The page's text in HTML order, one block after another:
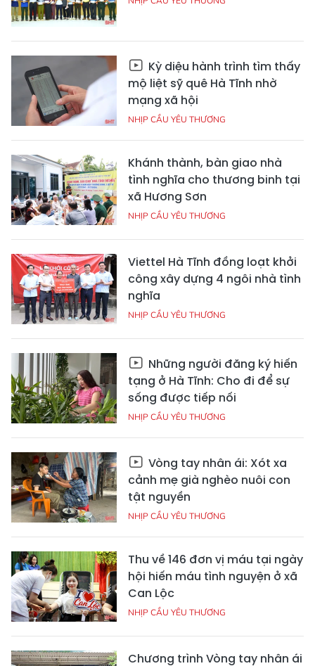
Kỳ diệu hành trình tìm thấy
mộ liệt sỹ quê Hà Tĩnh nhờ
mạng xã hội
NHỊP CẦU YÊU THƯƠNG
Khánh thành, bàn giao nhà
tình nghĩa cho thương binh tại
xã Hương Sơn
NHỊP CẦU YÊU THƯƠNG
Viettel Hà Tĩnh đồng loạt khởi
công xây dựng 4 ngôi nhà tình
nghĩa
NHỊP CẦU YÊU THƯƠNG
Những người đăng ký hiến
tạng ở Hà Tĩnh: Cho đi để sự
sống được tiếp nối
NHỊP CẦU YÊU THƯƠNG
Vòng tay nhân ái: Xót xa
cảnh mẹ già nghèo nuôi con
tật nguyền
NHỊP CẦU YÊU THƯƠNG
Thu về 146 đơn vị máu tại ngày
hội hiến máu tình nguyện ở xã
Can Lộc
NHỊP CẦU YÊU THƯƠNG
Chương trình Vòng tay nhân ái